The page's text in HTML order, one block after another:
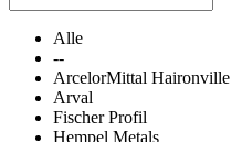
Alle
--
ArcelorMittal Haironville
Arval
Fischer Profil
Hempel Metals